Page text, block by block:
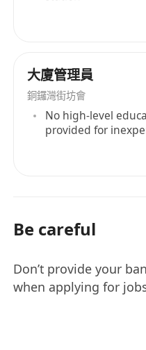
大廈管理員
銅鑼灣街坊會
No high-level
provided for
Be careful
Don’t provide your
when applying for